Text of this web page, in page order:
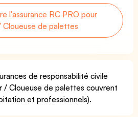
l'assurance RC PRO pour
Cloueuse de palettes
de responsabilité civile
/ Cloueuse de palettes couvrent
et professionnels).